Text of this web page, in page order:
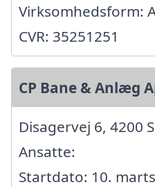
Virksomhedsform:
CVR: 35251251
CP Bane & Anlæg
Disagervej 6, 4200
Ansatte:
Startdato: 10.